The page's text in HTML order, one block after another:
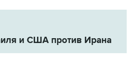
и США против Ирана